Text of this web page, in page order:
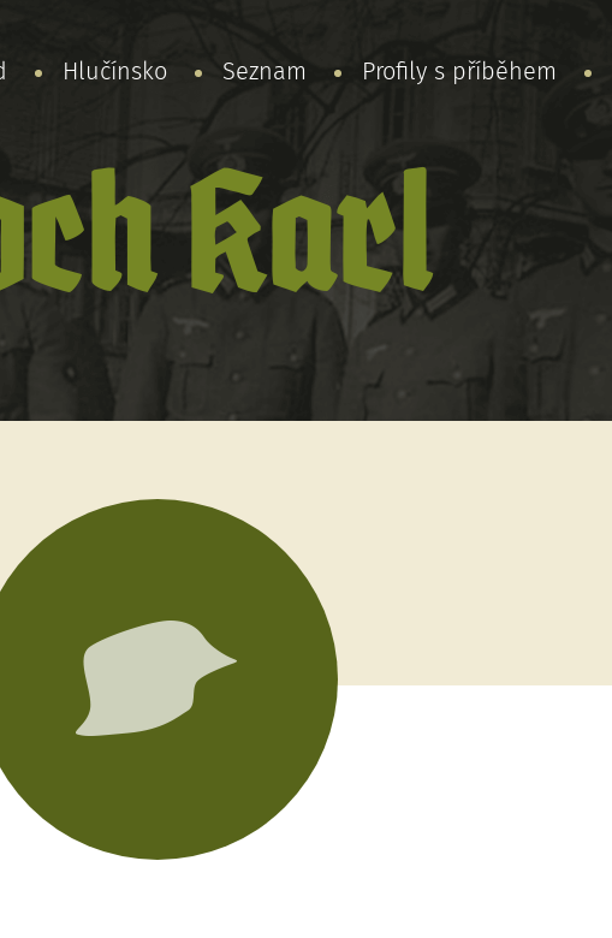
Hlučínsko Seznam Profily s příběhem
Karl